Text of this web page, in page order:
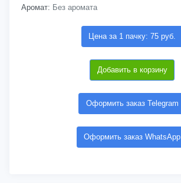
Аромат: Без аромата
Цена за 1 пачку: 75 руб.
Добавить в корзину
Оформить заказ Telegram
Оформить заказ WhatsApp